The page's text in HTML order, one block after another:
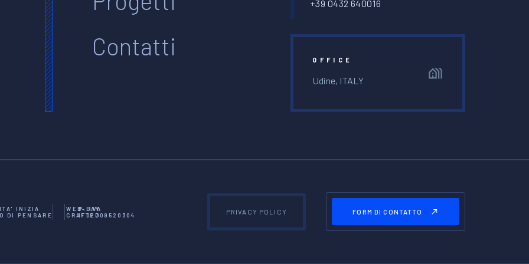
Contatti
+39 0432 640016
OFFICE
Udine, ITALY
INIZIA
DI PENSARE
P. IVA
IT02709520304
WEB-BAY
CRAFTED
PRIVACY POLICY FORM DI CONTATTO